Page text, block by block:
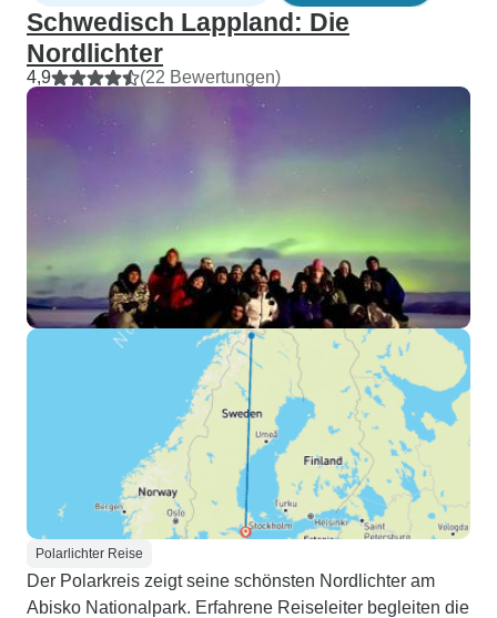
Schwedisch Lappland: Die
Nordlichter
4,9 (22 Bewertungen)
Polarlichter Reise
Der Polarkreis zeigt seine schönsten Nordlichter am
Abisko Nationalpark. Erfahrene Reiseleiter begleiten die